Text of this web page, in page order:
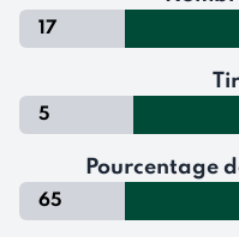
17
5
Pourcentage
65